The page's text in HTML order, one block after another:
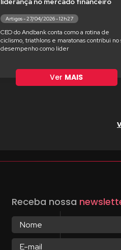
Artigos - 27/04/2026 - 12h27
CEO do Andbank conta como a rotina de
ciclismo, triathlons e maratonas contribui no
desempenho como líder
Ver MAIS
Receba nossa